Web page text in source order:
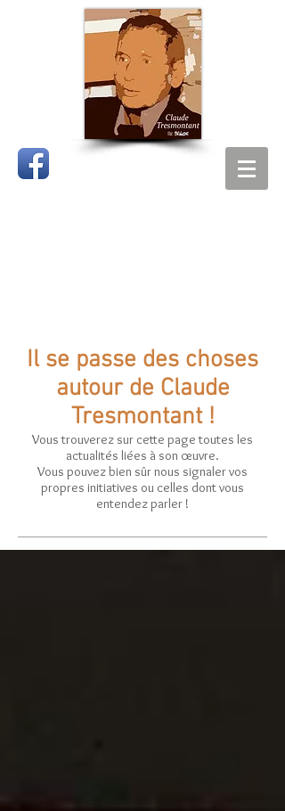
Il se passe des choses
autour de Claude
Tresmontant !
Vous trouverez sur cette page toutes les
actualités liées à son œuvre.
Vous pouvez bien sûr nous signaler vos
propres initiatives ou celles dont vous
entendez parler !